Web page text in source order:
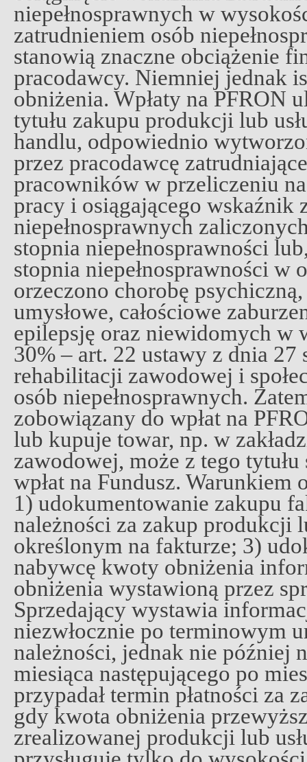
niepełnosprawnych w
zatrudnieniem osób
stanowią znaczne obciążenie
pracodawcy. Niemniej jednak
obniżenia. Wpłaty na PFRON
tytułu zakupu produkcji lub
handlu, odpowiednio
przez pracodawcę
pracowników w przeliczeniu
pracy i osiągającego wskaźnik
niepełnosprawnych
stopnia niepełnosprawności
stopnia niepełnosprawności w
orzeczono chorobę
umysłowe, całościowe
epilepsję oraz niewidomych w
30% – art. 22 ustawy z dnia
rehabilitacji zawodowej i
osób niepełnosprawnych.
zobowiązany do wpłat na
lub kupuje towar, np. w
zawodowej, może z tego
wpłat na Fundusz. Warunkiem
1) udokumentowanie zakupu
należności za zakup produkcji
określonym na fakturze; 3)
nabywcę kwoty obniżenia
obniżenia wystawioną przez
Sprzedający wystawia
niezwłocznie po terminowym
należności, jednak nie później
miesiąca następującego po
przypadał termin płatności za
gdy kwota obniżenia
zrealizowanej produkcji lub